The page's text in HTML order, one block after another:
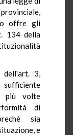
offre gli
134 della
dell'art. 3,
sufficiente
più volte
di
sia
e